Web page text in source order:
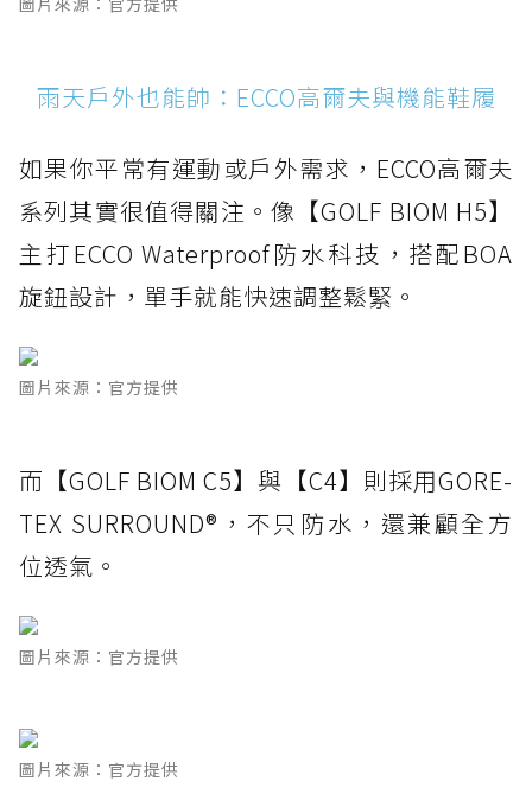
雨天戶外也能帥：ECCO高爾夫與機能鞋履
如果你平常有運動或戶外需求，ECCO高爾夫
系列其實很值得關注。像【GOLF BIOM H5】
主打ECCO Waterproof防水科技，搭配BOA
旋鈕設計，單手就能快速調整鬆緊。
圖片來源：官方提供
而【GOLF BIOM C5】與【C4】則採用GORE-
TEX SURROUND®，不只防水，還兼顧全方
位透氣。
圖片來源：官方提供
圖片來源：官方提供